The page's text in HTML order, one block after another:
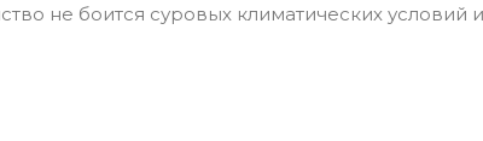
не боится суровых климатических условий и